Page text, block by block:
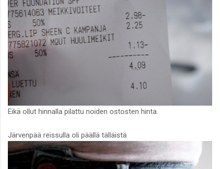
Eikä ollut hinnalla pilattu noiden ostosten hinta.
Järvenpää reissulla oli päällä tälläistä